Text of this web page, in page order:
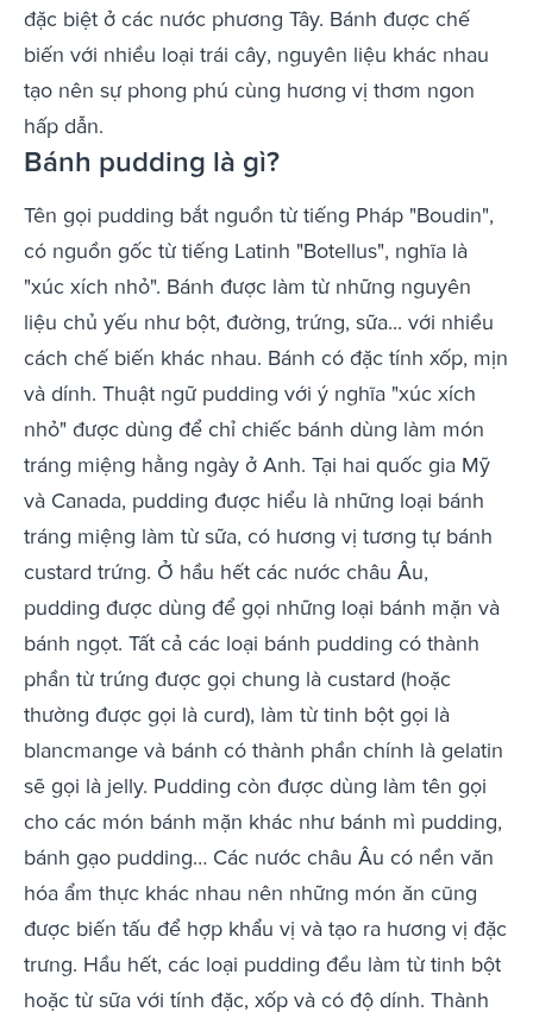
đặc biệt ở các nước phương Tây. Bánh được chế
biến với nhiều loại trái cây, nguyên liệu khác nhau
tạo nên sự phong phú cùng hương vị thơm ngon
hấp dẫn.
Bánh pudding là gì?
Tên gọi pudding bắt nguồn từ tiếng Pháp "Boudin",
có nguồn gốc từ tiếng Latinh "Botellus", nghĩa là
"xúc xích nhỏ". Bánh được làm từ những nguyên
liệu chủ yếu như bột, đường, trứng, sữa... với nhiều
cách chế biến khác nhau. Bánh có đặc tính xốp, mịn
và dính. Thuật ngữ pudding với ý nghĩa "xúc xích
nhỏ" được dùng để chỉ chiếc bánh dùng làm món
tráng miệng hằng ngày ở Anh. Tại hai quốc gia Mỹ
và Canada, pudding được hiểu là những loại bánh
tráng miệng làm từ sữa, có hương vị tương tự bánh
custard trứng. Ở hầu hết các nước châu Âu,
pudding được dùng để gọi những loại bánh mặn và
bánh ngọt. Tất cả các loại bánh pudding có thành
phần từ trứng được gọi chung là custard (hoặc
thường được gọi là curd), làm từ tinh bột gọi là
blancmange và bánh có thành phần chính là gelatin
sẽ gọi là jelly. Pudding còn được dùng làm tên gọi
cho các món bánh mặn khác như bánh mì pudding,
bánh gạo pudding… Các nước châu Âu có nền văn
hóa ẩm thực khác nhau nên những món ăn cũng
được biến tấu để hợp khẩu vị và tạo ra hương vị đặc
trưng. Hầu hết, các loại pudding đều làm từ tinh bột
hoặc từ sữa với tính đặc, xốp và có độ dính. Thành